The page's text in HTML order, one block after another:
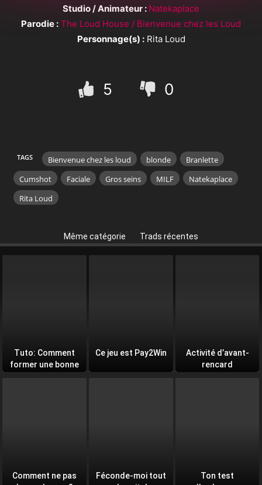
Studio / Animateur : Natekaplace
Parodie : The Loud House / Bienvenue chez les Loud
Personnage(s) :Rita Loud
5 0
TAGS Bienvenue chez les loud blonde
Branlette
Cumshot
Faciale Gros seins MILF
Natekaplace
Rita Loud
Même catégorie Trads récentes
Tuto: Comment
former une bonne
Ce jeu est Pay2Win
Activité d’avant-
rencard
Comment ne pas
Féconde-moi tout
Ton test